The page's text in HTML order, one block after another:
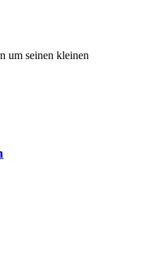
um seinen kleinen